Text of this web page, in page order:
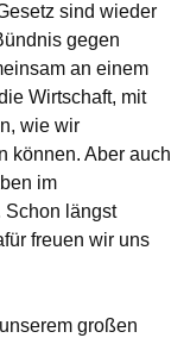
sind wieder
gegen
an einem
Wirtschaft, mit
wie wir
können. Aber auch
im
Schon längst
freuen wir uns
großen